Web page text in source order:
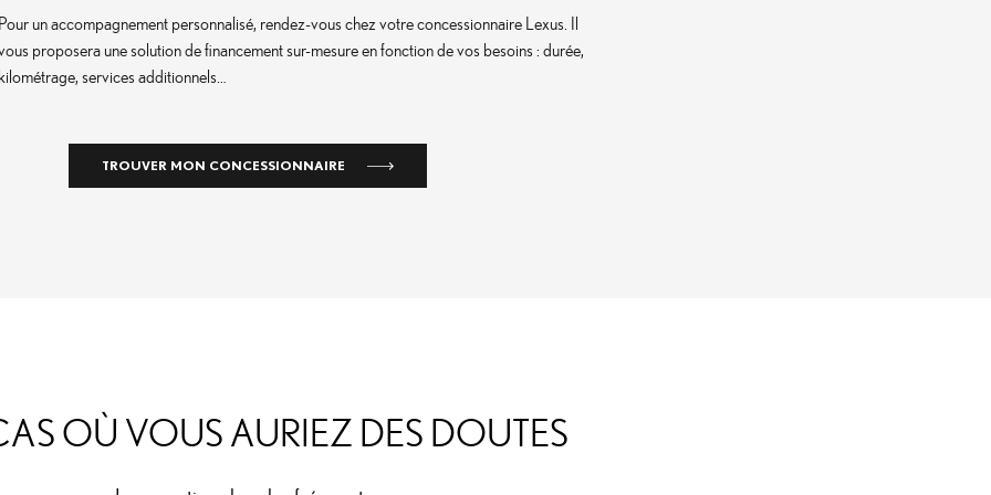
un accompagnement personnalisé, rendez-vous chez votre concessionnaire Lexus. Il
proposera une solution de financement sur-mesure en fonction de vos besoins : durée,
services additionnels…
TROUVER MON CONCESSIONNAIRE
OÙ VOUS AURIEZ DES DOUTES